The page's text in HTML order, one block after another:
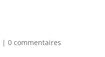
| 0 commentaires